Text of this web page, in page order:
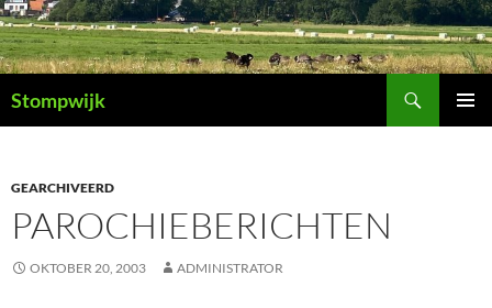
Ga
naar
de
inhoud
Stompwijk
GEARCHIVEERD
PAROCHIEBERICHTEN
OKTOBER 20, 2003 ADMINISTRATOR